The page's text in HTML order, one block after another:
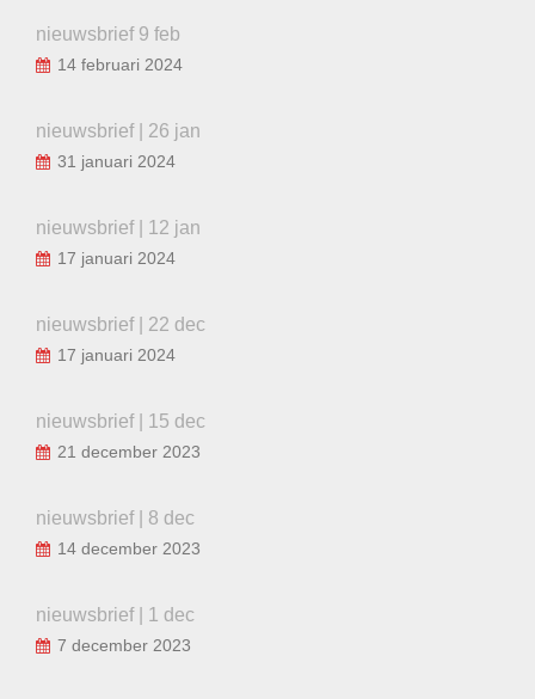
nieuwsbrief 9 feb
14 februari 2024
nieuwsbrief | 26 jan
31 januari 2024
nieuwsbrief | 12 jan
17 januari 2024
nieuwsbrief | 22 dec
17 januari 2024
nieuwsbrief | 15 dec
21 december 2023
nieuwsbrief | 8 dec
14 december 2023
nieuwsbrief | 1 dec
7 december 2023